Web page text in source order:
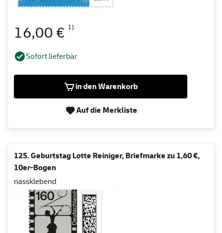
16,00 € 1)
Sofort lieferbar
in den Warenkorb
Auf die Merkliste
125. Geburtstag Lotte Reiniger, Briefmarke zu 1,60 €,
10er-Bogen
nassklebend